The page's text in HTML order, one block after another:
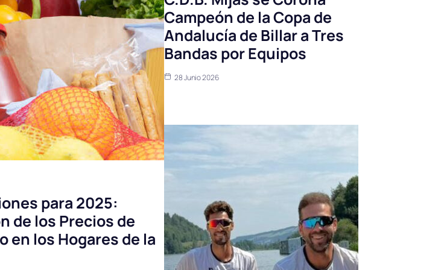
para 2025:
de los Precios de
en los Hogares de la
Campeón de la Copa de
Andalucía de Billar a Tres
Bandas por Equipos
28 Junio 2026